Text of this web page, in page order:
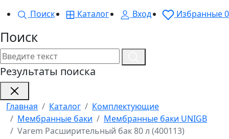
Поиск
Каталог Вход Избранные0
Поиск
Результаты поиска
Главная Каталог
Комплектующие
Мембранные баки
Мембранные баки UNIGB
Varem Расширительный бак 80 л (400113)